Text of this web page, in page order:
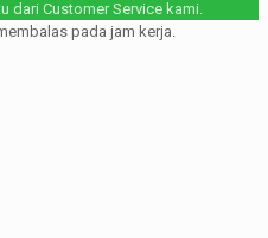
dari Customer Service kami.
pada jam kerja.